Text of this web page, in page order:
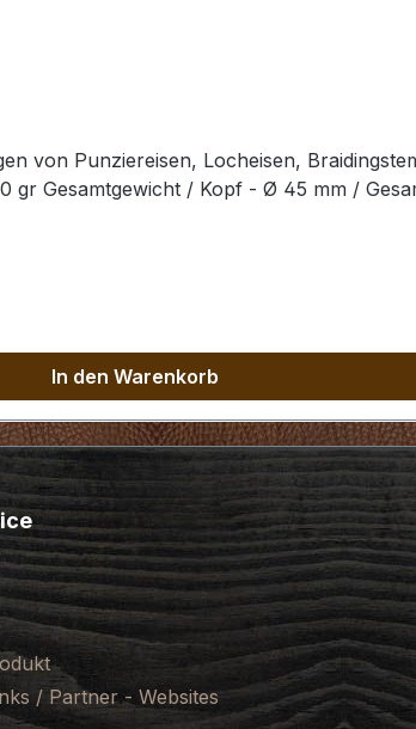
von Punziereisen, Locheisen,
Gesamtgewicht / Kopf - Ø 45 mm /
In den Warenkorb
/ Partner - Websites